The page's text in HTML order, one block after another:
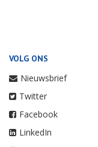
VOLG ONS
Nieuwsbrief
Twitter
Facebook
LinkedIn